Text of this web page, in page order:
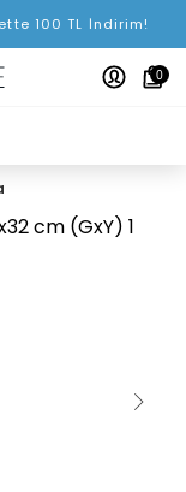
100 TL İndirim!
0